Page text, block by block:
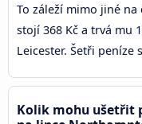
To záleží mimo jiné na
stojí 368 Kč a trvá mu
Leicester. Šetři peníze
Kolik mohu ušetřit